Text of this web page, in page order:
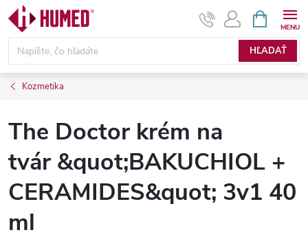
Prejsť
obsah
HĽADAŤ
KOŠÍK
Kozmetika
The Doctor krém na
tvár &quot;BAKUCHIOL +
CERAMIDES&quot; 3v1 40
ml